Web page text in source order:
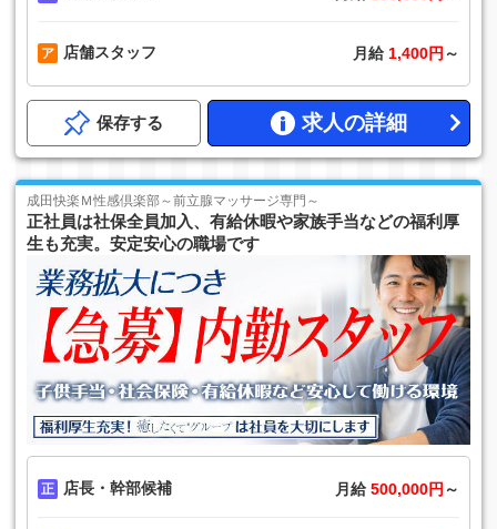
店舗スタッフ 月給 1,400円 ～
保存する 求人の詳細
成田快楽Ｍ性感倶楽部～前立腺マッサージ専門～
正社員は社保全員加入、有給休暇や家族手当などの福利厚
生も充実。安定安心の職場です
店長・幹部候補 月給 500,000円 ～